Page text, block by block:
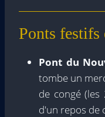
Ponts festifs
Pont du
tombe un
de congé (les
d'un repos de